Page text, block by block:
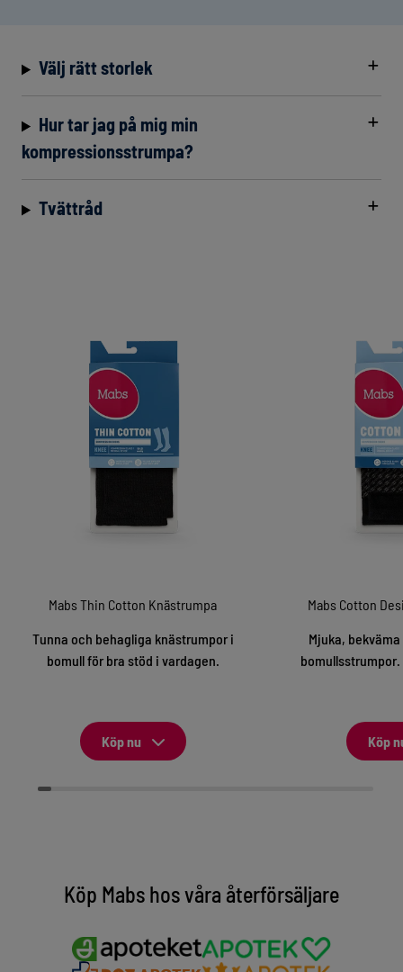
Välj rätt storlek
Hur tar jag på mig min
kompressionsstrumpa?
Tvättråd
Mabs Thin Cotton Knästrumpa
Tunna och behagliga knästrumpor i
bomull för bra stöd i vardagen.
Köp nu
Mabs Cotton
Mjuka,
Köp
Köp Mabs hos våra återförsäljare